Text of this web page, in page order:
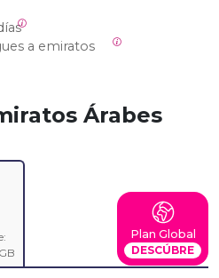
Árabes
Plan Global
DESCÚBRE